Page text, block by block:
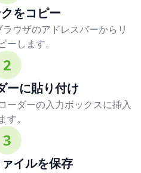
をコピー
ウザのアドレスバーからリ
ーします。
2
ーに貼り付け
ーダーの入力ボックスに挿入
す。
3
イルを保存